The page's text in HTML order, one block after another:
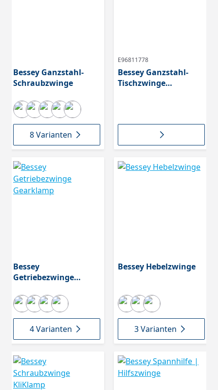
Bessey Ganzstahl-
Schraubzwinge
8 Varianten
E96811778
Bessey Ganzstahl-
Tischzwinge
Bessey
Getriebezwinge
4 Varianten
Bessey Hebelzwinge
3 Varianten